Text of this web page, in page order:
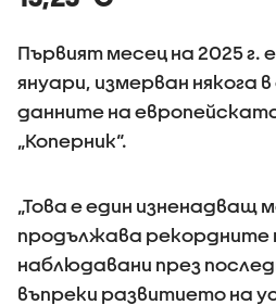
Първият месец на 2025 г.
януари, измерван някога
данните на
„Коперник“.
„Това е един изненадващ
продължава
наблюдавани през
въпреки развитието на